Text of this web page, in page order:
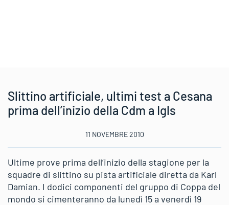
Slittino artificiale, ultimi test a Cesana
prima dell’inizio della Cdm a Igls
11 NOVEMBRE 2010
Ultime prove prima dell’inizio della stagione per la
squadre di slittino su pista artificiale diretta da Karl
Damian. I dodici componenti del gruppo di Coppa del
mondo si cimenteranno da lunedì 15 a venerdì 19